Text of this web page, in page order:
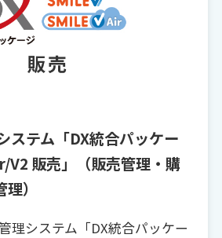
ステム「DX統合パッケー
V2 販売」（販売管理・購
）
理システム「DX統合パッケー